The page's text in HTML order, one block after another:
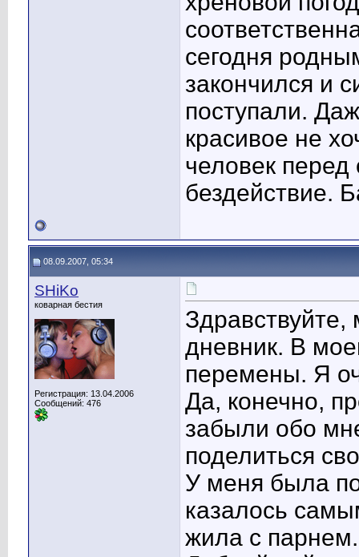
сегодня
закончился и
поступали.
красивое не
человек
бездействие.
08.09.2007, 05:34
SHiKo
коварная бестия
Регистрация: 13.04.2006
Сообщений: 476
Здравствуйте,
дневник. В
перемены. Я
Да, конечно,
забыли обо
поделиться
У меня была
казалось
жила с